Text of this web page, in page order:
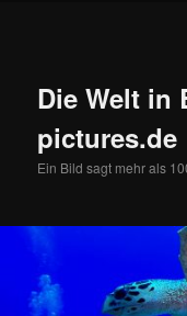
Die Welt in
pictures.de
Ein Bild sagt mehr als